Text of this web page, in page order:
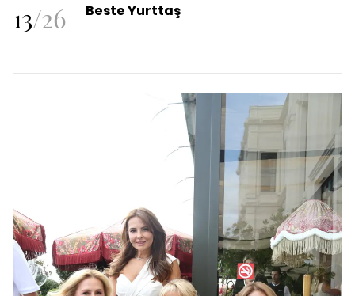
13/26 Beste Yurttaş